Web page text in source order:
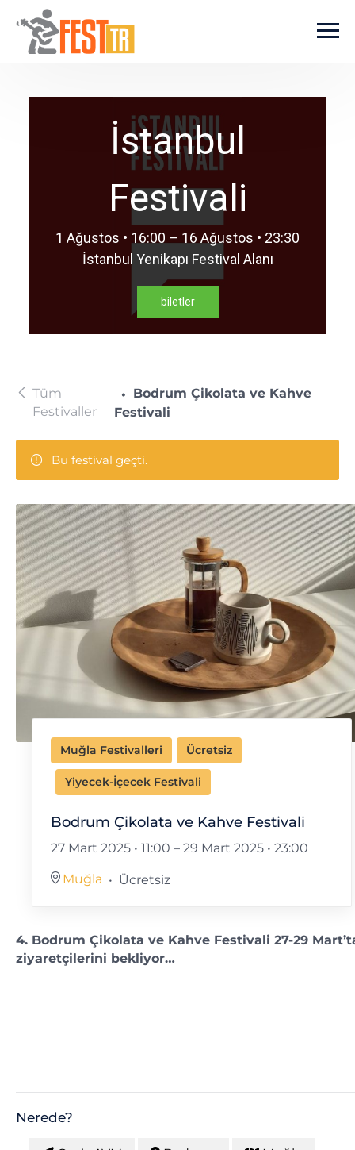
Ana içeriğe atla
İstanbul
Festivali
1 Ağustos • 16:00 – 16 Ağustos • 23:30
İstanbul Yenikapı Festival Alanı
biletler
Tüm
Festivaller
Bodrum Çikolata ve Kahve
Festivali
Bu festival geçti.
Muğla Festivalleri Ücretsiz
Yiyecek-İçecek Festivali
Bodrum Çikolata ve Kahve Festivali
27 Mart 2025 • 11:00 – 29 Mart 2025 • 23:00
Muğla Ücretsiz
4. Bodrum Çikolata ve Kahve Festivali 27-29
ziyaretçilerini bekliyor…
Nerede?